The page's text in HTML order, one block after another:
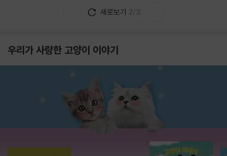
새로보기 2/3
우리가 사랑한 고양이 이야기